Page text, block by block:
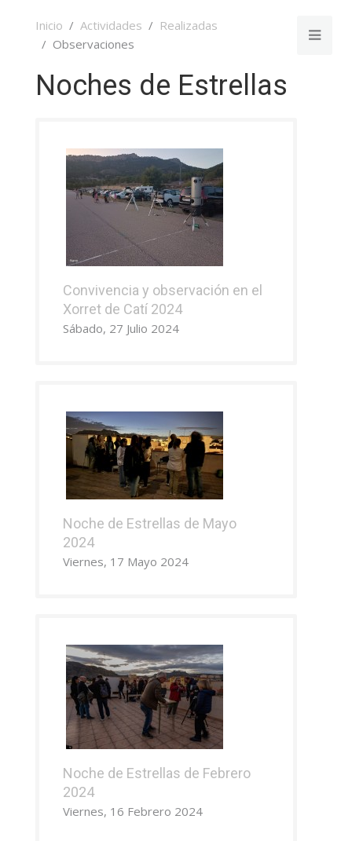
Inicio Actividades
Realizadas
Observaciones
Noches de Estrellas
Convivencia y observación en el
Xorret de Catí 2024
Sábado, 27 Julio 2024
Noche de Estrellas de Mayo
2024
Viernes, 17 Mayo 2024
Noche de Estrellas de Febrero
2024
Viernes, 16 Febrero 2024